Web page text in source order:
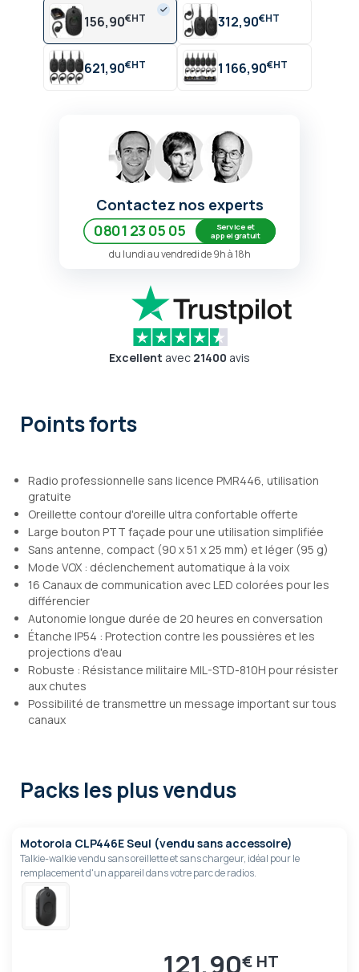
156,90€ 312,90€
621,90€ 1 166,90€
Contactez nos experts
0801 23 05 05
Service et
appel gratuit
du lundi au vendredi de 9h à 18h
Excellent avec 21400 avis
Points forts
Radio professionnelle sans licence PMR446, utilisation
gratuite
Oreillette contour d'oreille ultra confortable offerte
Large bouton PTT façade pour une utilisation simplifiée
Sans antenne, compact (90 x 51 x 25 mm) et léger (95 g)
Mode VOX : déclenchement automatique à la voix
16 Canaux de communication avec LED colorées pour les
différencier
Autonomie longue durée de 20 heures en conversation
Étanche IP54 : Protection contre les poussières et les
projections d'eau
Robuste : Résistance militaire MIL-STD-810H pour résister
aux chutes
Possibilité de transmettre un message important sur tous
canaux
Packs les plus vendus
Motorola CLP446E Seul (vendu sans accessoire)
Talkie-walkie vendu sans oreillette et sans chargeur, idéal pour le
remplacement d'un appareil dans votre parc de radios.
121,90€